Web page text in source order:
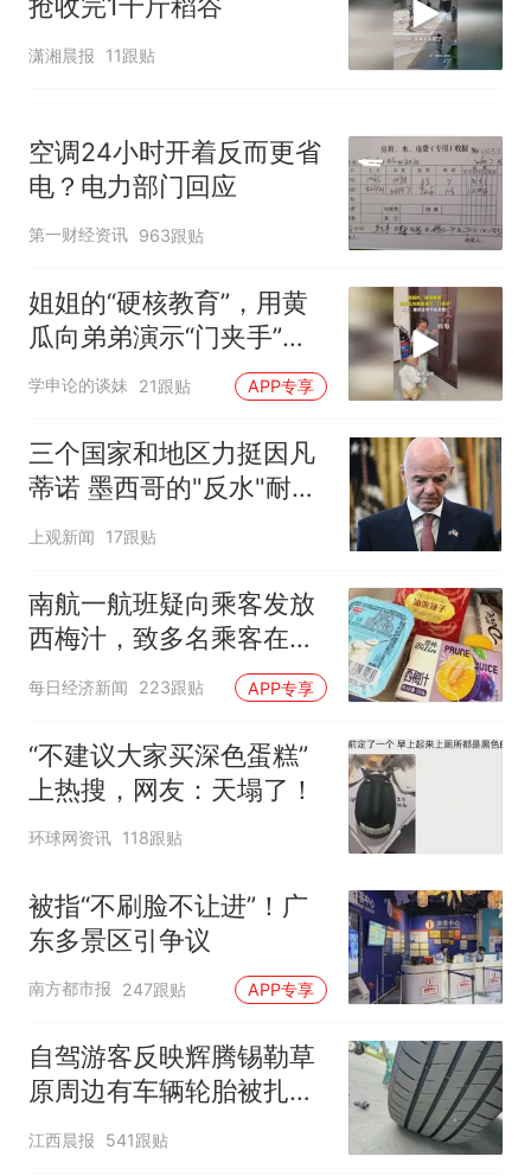
潇湘晨报 11跟贴
空调24小时开着反而更省
电？电力部门回应
第一财经资讯 963跟贴
姐姐的“硬核教育”，用黄
瓜向弟弟演示“门夹手”，
网友：果然言传不如身
学申论的谈妹 21跟贴 APP专享
三个国家和地区力挺因凡
蒂诺 墨西哥的"反水"耐人
寻味
上观新闻 17跟贴
南航一航班疑向乘客发放
西梅汁，致多名乘客在飞
行途中排队上厕所！乘
客：机上100多人只有2个
厕所；客服回应：并非每
架飞机都会发放西梅汁
每日经济新闻 223跟贴 APP专享
“不建议大家买深色蛋糕”
上热搜，网友：天塌了！
环球网资讯 118跟贴
被指“不刷脸不让进”！广
东多景区引争议
南方都市报 247跟贴 APP专享
自驾游客反映辉腾锡勒草
原周边有车辆轮胎被扎，
修理店铺换胎价格高达千
元，官方发布情况通报
江西晨报 541跟贴